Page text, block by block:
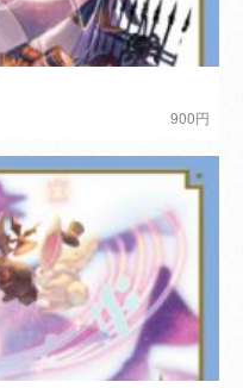
900円